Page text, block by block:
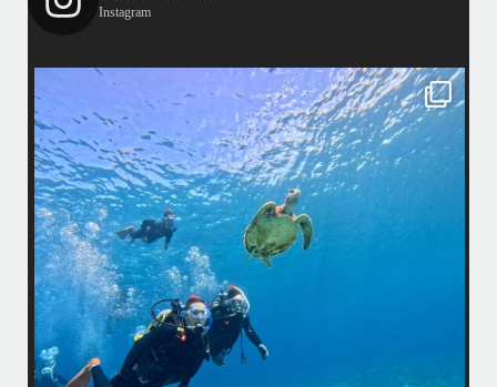
Instagram
island.message
渋谷さん(船長)20年来のリピーター様&
そのお仲間の皆様とケラマへ行って来ました！
・
天気最高ー！
ウミガメ日和で初ダイビングの方もばっちり見れました
・
あっという間の一日でした！
また一緒に潜りましょう
ありがとうございました
＊＊＊
アイランドメッセージは北谷町の浜川漁港を拠点に、中部発着の国立公
園指定の慶良間諸島(#ケラマ)の日帰り#ダイビング・#スノーケリング
ツアーを開催しているマリンショップです
女性インストラスターも常勤です
10月 17